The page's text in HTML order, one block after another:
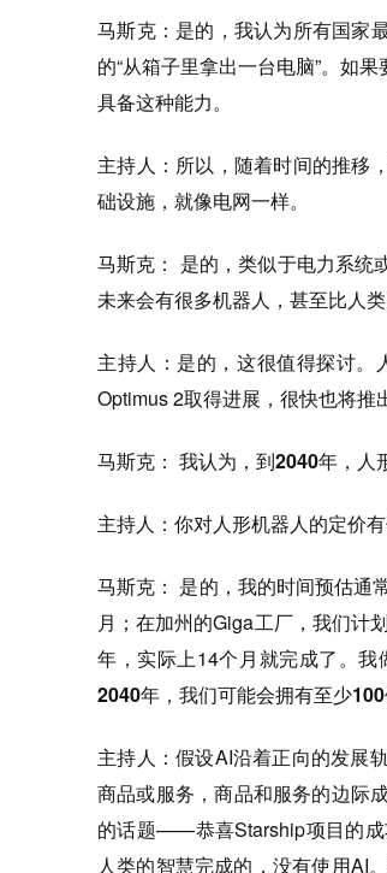
马斯克： 是的， 我认为所有国家
的“从箱子里拿出一台电脑”。如
具备这种能力。
主持人： 所以，随着时间的推移
础设施，就像电网一样。
马斯克： 是的，类似于电力系统
未来会有很多机器人，甚至比人类
主持人： 是的，这很值得探讨。
Optimus 2取得进展，很快也将推
马斯克： 我认为，到2040年，人
主持人： 你对人形机器人的定价
马斯克： 是的，我的时间预估通
月；在加州的Giga工厂，我们计
年，实际上14个月就完成了。我
2040年，我们可能会拥有至少
主持人： 假设AI沿着正向的发展
商品或服务，商品和服务的边际
的话题——恭喜Starship项目的成
人类的智慧完成的，没有使用AI